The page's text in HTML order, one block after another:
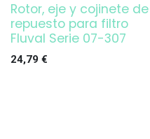
Rotor, eje y cojinete de
repuesto para filtro
Fluval Serie 07-307
24,79 €